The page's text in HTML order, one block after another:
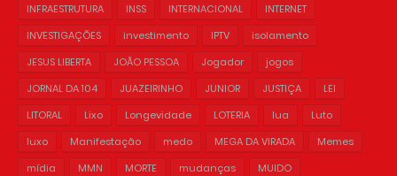
INFRAESTRUTURA
INSS INTERNACIONAL
INTERNET
INVESTIGAÇÕES
investimento IPTV
isolamento
JESUS LIBERTA
JOÃO PESSOA Jogador
jogos
JORNAL DA 104
JUAZEIRINHO JUNIOR JUSTIÇA
LEI
LITORAL
Lixo Longevidade LOTERIA lua
Luto
luxo
Manifestação medo MEGA DA VIRADA
Memes
mídia
MMN MORTE mudanças
MUIDO